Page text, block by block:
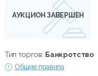
АУКЦИОН ЗАВЕРШЕН
Тип торгов: Банкротство
Общие правила